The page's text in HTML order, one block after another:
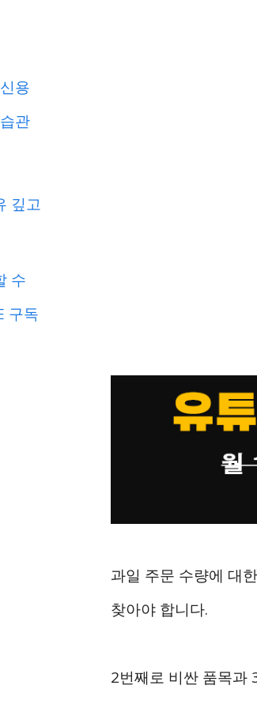
과일 주문 수량에 대
찾아야 합니다.
2번째로 비싼 품목과
용
관
깊고
수
구독